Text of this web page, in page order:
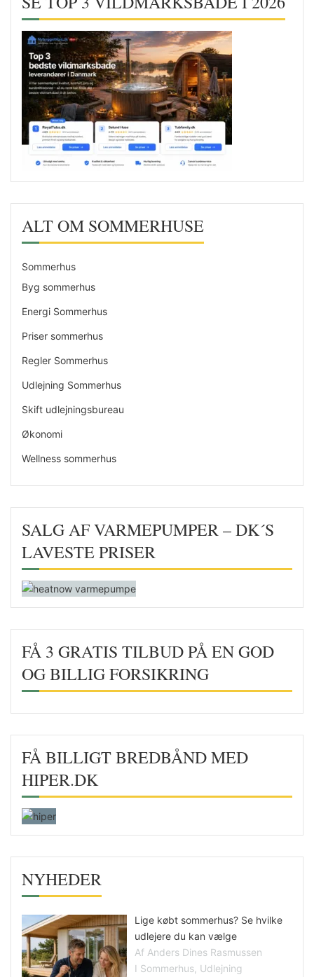
ALT OM SOMMERHUSE
Sommerhus
Byg sommerhus
Energi Sommerhus
Priser sommerhus
Regler Sommerhus
Udlejning Sommerhus
Skift udlejningsbureau
Økonomi
Wellness sommerhus
SALG AF VARMEPUMPER – DK´S
LAVESTE PRISER
FÅ 3 GRATIS TILBUD PÅ EN GOD
OG BILLIG FORSIKRING
FÅ BILLIGT BREDBÅND MED
HIPER.DK
NYHEDER
Lige købt sommerhus? Se hvilke
udlejere du kan vælge
Af Anders Dines Rasmussen
I Sommerhus, Udlejning